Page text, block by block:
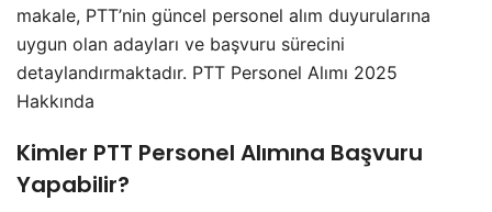
makale, PTT’nin güncel personel alım duyurularına
uygun olan adayları ve başvuru sürecini
detaylandırmaktadır. PTT Personel Alımı 2025
Hakkında
Kimler PTT Personel Alımına Başvuru
Yapabilir?